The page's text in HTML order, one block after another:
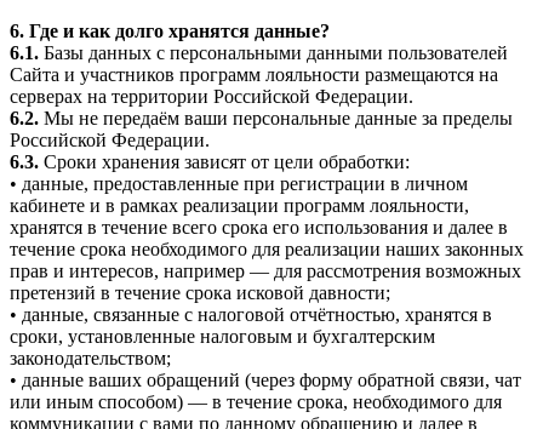
6. Где и как долго хранятся данные?
6.1. Базы данных с персональными данными пользователей
Сайта и участников программ лояльности размещаются на
серверах на территории Российской Федерации.
6.2. Мы не передаём ваши персональные данные за пределы
Российской Федерации.
6.3. Сроки хранения зависят от цели обработки:
• данные, предоставленные при регистрации в личном
кабинете и в рамках реализации программ лояльности,
хранятся в течение всего срока его использования и далее в
течение срока необходимого для реализации наших законных
прав и интересов, например — для рассмотрения возможных
претензий в течение срока исковой давности;
• данные, связанные с налоговой отчётностью, хранятся в
сроки, установленные налоговым и бухгалтерским
законодательством;
• данные ваших обращений (через форму обратной связи, чат
или иным способом) — в течение срока, необходимого для
коммуникации с вами по данному обращению и далее в